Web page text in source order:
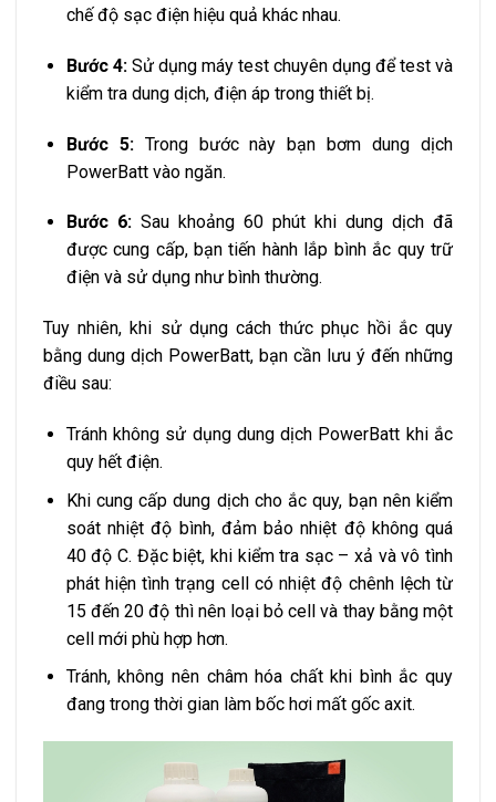
chế độ sạc điện hiệu quả khác nhau.
Bước 4:Sử dụng máy test chuyên dụng để test và
kiểm tra dung dịch, điện áp trong thiết bị.
Bước 5:Trong bước này bạn bơm dung dịch
PowerBatt vào ngăn.
Bước 6:Sau khoảng 60 phút khi dung dịch đã
được cung cấp, bạn tiến hành lắp bình ắc quy trữ
điện và sử dụng như bình thường.
Tuy nhiên, khi sử dụng cách thức phục hồi ắc quy
bằng dung dịch PowerBatt, bạn cần lưu ý đến những
điều sau:
Tránh không sử dụng dung dịch PowerBatt khi ắc
quy hết điện.
Khi cung cấp dung dịch cho ắc quy, bạn nên kiểm
soát nhiệt độ bình, đảm bảo nhiệt độ không quá
40 độ C. Đặc biệt, khi kiểm tra sạc – xả và vô tình
phát hiện tình trạng cell có nhiệt độ chênh lệch từ
15 đến 20 độ thì nên loại bỏ cell và thay bằng một
cell mới phù hợp hơn.
Tránh, không nên châm hóa chất khi bình ắc quy
đang trong thời gian làm bốc hơi mất gốc axit.